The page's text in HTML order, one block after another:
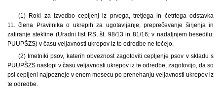
(1) Roki za izvedbo cepljenj iz prvega, tretjega in četrtega odstavka
11. člena Pravilnika o ukrepih za ugotavljanje, preprečevanje širjenja in
zatiranje stekline (Uradni list RS, št. 98/13 in 81/16; v nadaljnjem besedilu:
PUUPŠZS) v času veljavnosti ukrepov iz te odredbe ne tečejo.
(2) Imetniki psov, katerih obveznost zagotoviti cepljenje psov v skladu s
PUUPŠZS nastopi v času veljavnosti ukrepov iz te odredbe, zagotovijo, da so
psi cepljeni najpozneje v enem mesecu po prenehanju veljavnosti ukrepov iz
te odredbe.